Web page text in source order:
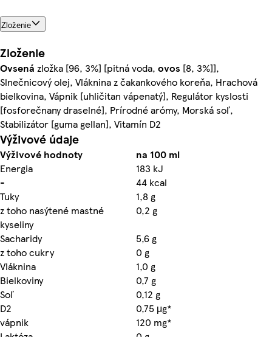
Zloženie
Zloženie
Ovsená zložka [96, 3%] [pitná voda, ovos [8, 3%]],
Slnečnicový olej, Vláknina z čakankového koreňa, Hrachová
bielkovina, Vápnik [uhličitan vápenatý], Regulátor kyslosti
[fosforečnany draselné], Prírodné arómy, Morská soľ,
Stabilizátor [guma gellan], Vitamín D2
Výživové údaje
Výživové hodnoty
na 100 ml
Energia
183 kJ
-
44 kcal
Tuky
1,8 g
z toho nasýtené mastné
kyseliny
0,2 g
Sacharidy
5,6 g
z toho cukry
0 g
Vláknina
1,0 g
Bielkoviny
0,7 g
Soľ
0,12 g
D2
0,75 μg*
vápnik
120 mg*